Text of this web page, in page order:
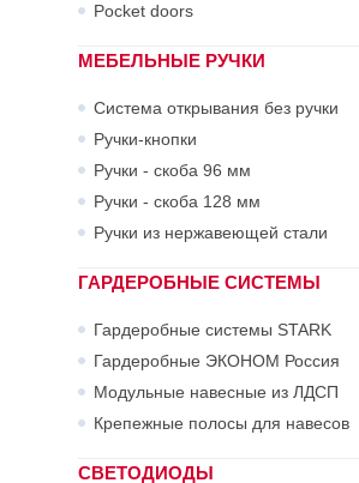
Pocket doors
МЕБЕЛЬНЫЕ РУЧКИ
Система открывания без ручки
Ручки-кнопки
Ручки - скоба 96 мм
Ручки - скоба 128 мм
Ручки из нержавеющей стали
ГАРДЕРОБНЫЕ СИСТЕМЫ
Гардеробные системы STARK
Гардеробные ЭКОНОМ Россия
Модульные навесные из ЛДСП
Крепежные полосы для навесов
СВЕТОДИОДЫ